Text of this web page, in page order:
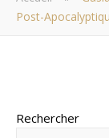
Post-
Rechercher